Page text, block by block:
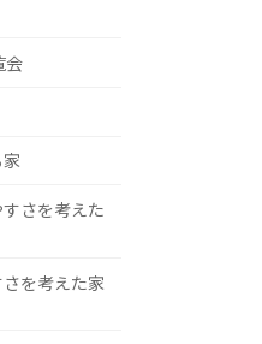
会
さを考えた
を考えた家